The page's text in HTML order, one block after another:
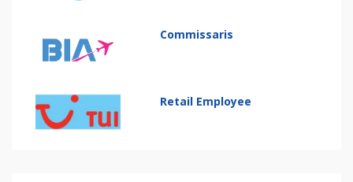
Commissaris
Retail Employee